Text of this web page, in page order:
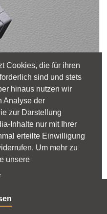
Sie Produkterklärungen
und Zubehör
Cookies, die für ihren
sind und stets
hinaus nutzen wir
Analyse der
zur Darstellung
Inhalte nur mit Ihrer
erteilte Einwilligung
Um mehr zu
unsere